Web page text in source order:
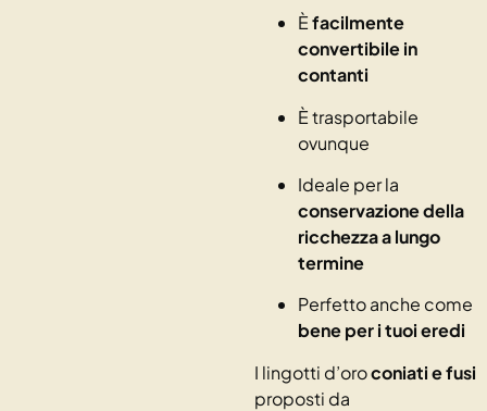
Èfacilmente
convertibile in
contanti
È trasportabile
ovunque
Ideale per la
conservazione della
ricchezza a lungo
termine
Perfetto anche come
bene per i tuoi eredi
I lingotti d’oroconiati e fusi
proposti da